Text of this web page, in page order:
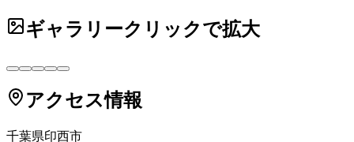
ギャラリークリックで拡大
アクセス情報
千葉県印西市